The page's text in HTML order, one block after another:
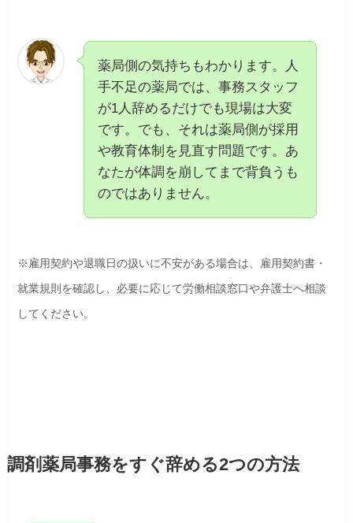
薬局側の気持ちもわかります。人
手不足の薬局では、事務スタッフ
が1人辞めるだけでも現場は大変
です。でも、それは薬局側が採用
や教育体制を見直す問題です。あ
なたが体調を崩してまで背負うも
のではありません。
※雇用契約や退職日の扱いに不安がある場合は、雇用契約書・
就業規則を確認し、必要に応じて労働相談窓口や弁護士へ相談
してください。
調剤薬局事務をすぐ辞める2つの方法